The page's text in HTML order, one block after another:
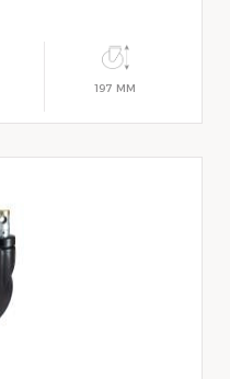
197 MM